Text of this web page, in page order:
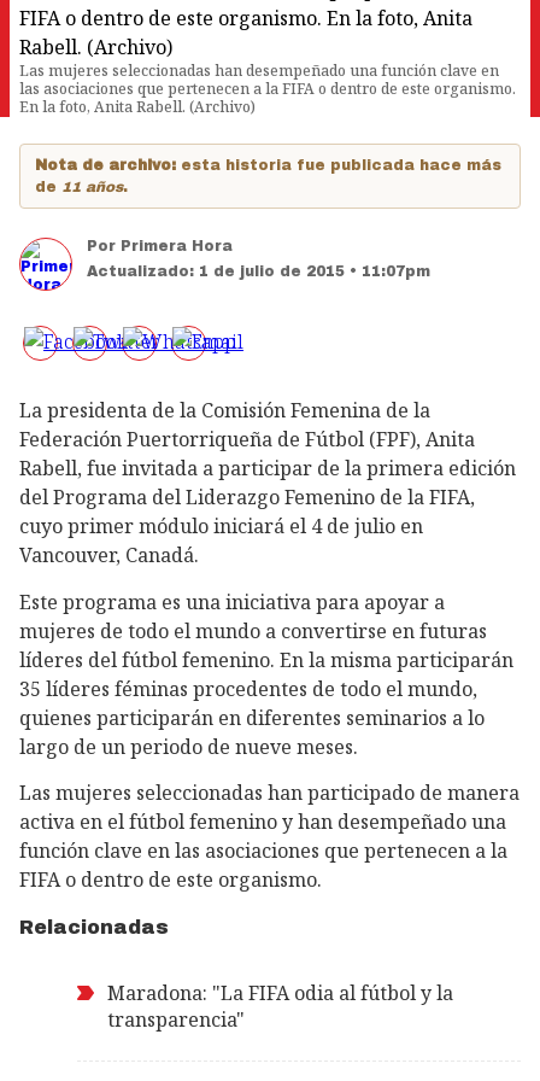
Las mujeres seleccionadas han desempeñado una función clave en
las asociaciones que pertenecen a la FIFA o dentro de este organismo.
En la foto, Anita Rabell. (Archivo)
Nota de archivo: esta historia fue publicada hace más
de 11 años.
Por Primera Hora
Actualizado: 1 de julio de 2015 • 11:07pm
La presidenta de la Comisión Femenina de la
Federación Puertorriqueña de Fútbol (FPF), Anita
Rabell, fue invitada a participar de la primera edición
del Programa del Liderazgo Femenino de la FIFA,
cuyo primer módulo iniciará el 4 de julio en
Vancouver, Canadá.
Este programa es una iniciativa para apoyar a
mujeres de todo el mundo a convertirse en futuras
líderes del fútbol femenino. En la misma participarán
35 líderes féminas procedentes de todo el mundo,
quienes participarán en diferentes seminarios a lo
largo de un periodo de nueve meses.
Las mujeres seleccionadas han participado de manera
activa en el fútbol femenino y han desempeñado una
función clave en las asociaciones que pertenecen a la
FIFA o dentro de este organismo.
Relacionadas
Maradona: "La FIFA odia al fútbol y la
transparencia"